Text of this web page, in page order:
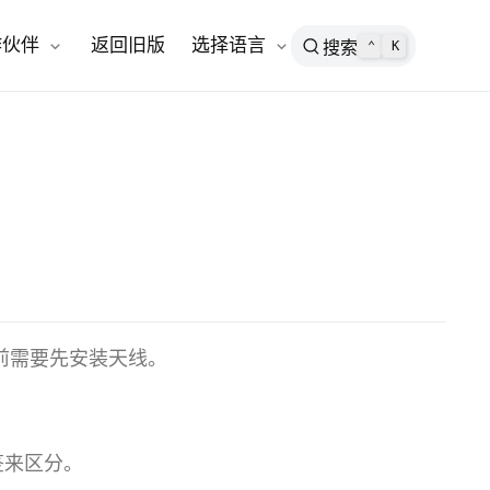
伴 返回旧版 open in new window
选择语言 搜索 ⌃ K
要先安装天线。
区分。